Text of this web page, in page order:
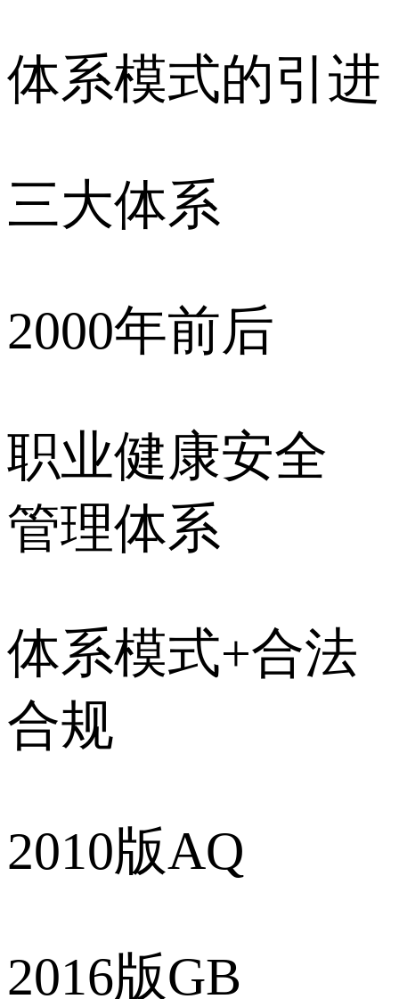
体系模式的引进
三大体系
2000年前后
职业健康安全
管理体系
体系模式+合法
合规
2010版AQ
2016版GB